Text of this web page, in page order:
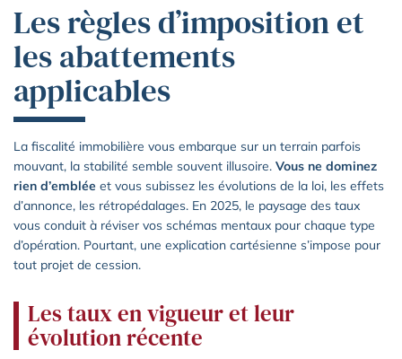
Les règles d’imposition et
les abattements
applicables
La fiscalité immobilière vous embarque sur un terrain parfois
mouvant, la stabilité semble souvent illusoire. Vous ne dominez
rien d’emblée et vous subissez les évolutions de la loi, les effets
d’annonce, les rétropédalages. En 2025, le paysage des taux
vous conduit à réviser vos schémas mentaux pour chaque type
d’opération. Pourtant, une explication cartésienne s’impose pour
tout projet de cession.
Les taux en vigueur et leur
évolution récente